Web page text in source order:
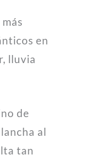
en
lluvia
de
al
tan